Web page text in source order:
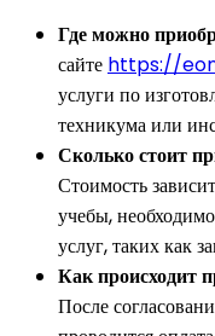
Где можно
сайте https://
услуги по
техникума или
Сколько стоит
Стоимость
учебы,
услуг, таких как
Как происходит
После